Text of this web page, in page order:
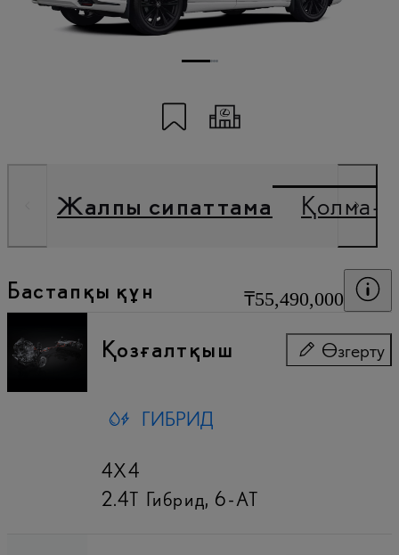
«Менің Тойотамда» сақтау
Жалпы сипаттама Қолма-
Бастапқы құн ₸55,490,000
Қозғалтқыш Өзгерту
Қозғалтқыш
ГИБРИД
4X4
2.4T Гибрид, 6-AT